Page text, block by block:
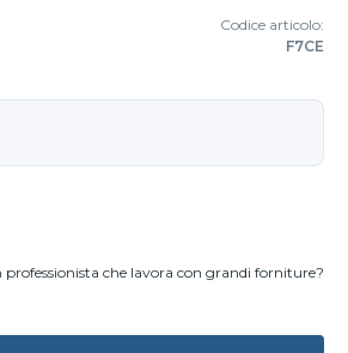
Codice articolo:
F7CE
professionista che lavora con grandi forniture?